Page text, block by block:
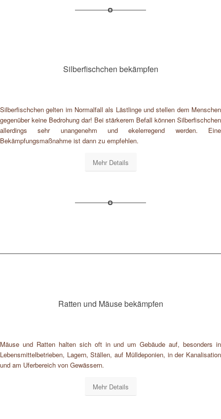
Silberfischchen bekämpfen
Silberfischchen gelten im Normalfall als Lästlinge und stellen dem Menschen
gegenüber keine Bedrohung dar! Bei stärkerem Befall können Silberfischchen
allerdings sehr unangenehm und ekelerregend werden. Eine
Bekämpfungsmaßnahme ist dann zu empfehlen.
Mehr Details
Ratten und Mäuse bekämpfen
Mäuse und Ratten halten sich oft in und um Gebäude auf, besonders in
Lebensmittelbetrieben, Lagern, Ställen, auf Mülldeponien, in der Kanalisation
und am Uferbereich von Gewässern.
Mehr Details